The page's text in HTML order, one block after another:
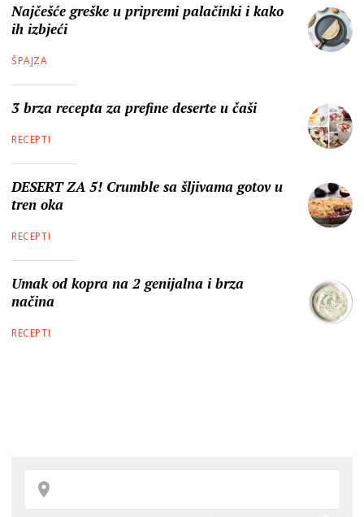
Najčešće greške u pripremi palačinki i kako
ih izbjeći
ŠPAJZA
3 brza recepta za prefine deserte u čaši
RECEPTI
DESERT ZA 5! Crumble sa šljivama gotov u
tren oka
RECEPTI
Umak od kopra na 2 genijalna i brza
načina
RECEPTI